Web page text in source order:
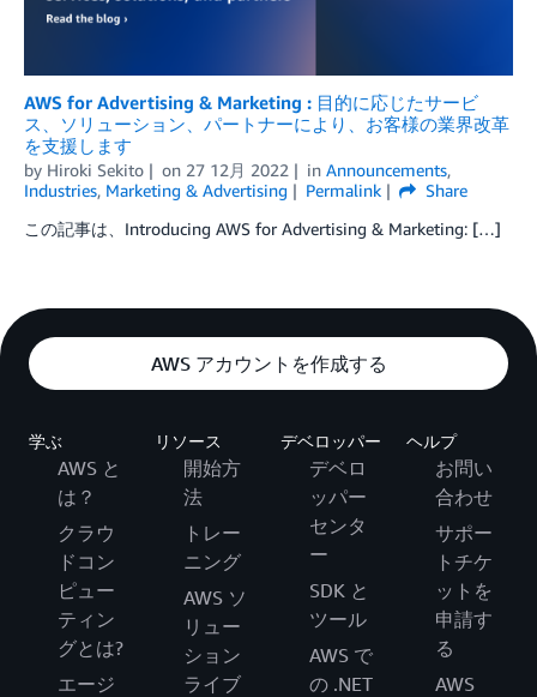
AWS for Advertising & Marketing : 目的に応じたサービ
ス、ソリューション、パートナーにより、お客様の業界改革
を支援します
by Hiroki Sekito on 27 12月 2022 in Announcements,
Industries, Marketing & Advertising Permalink
Share
この記事は、Introducing AWS for Advertising & Marketing: […]
AWS アカウントを作成する
学ぶ
AWS と
は？
クラウ
ドコン
ピュー
ティン
グとは?
エージ
リソース
開始方
法
トレー
ニング
AWS ソ
リュー
ション
ライブ
デベロッパー
デベロ
ッパー
センタ
ー
SDK と
ツール
AWS で
の .NET
ヘルプ
お問い
合わせ
サポー
トチケ
ットを
申請す
る
AWS